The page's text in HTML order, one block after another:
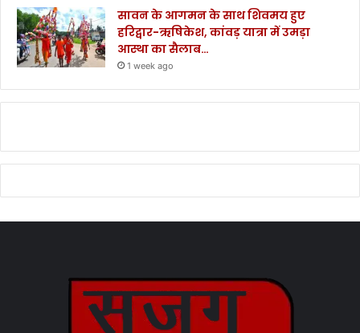
सावन के आगमन के साथ शिवमय हुए
हरिद्वार-ऋषिकेश, कांवड़ यात्रा में उमड़ा
आस्था का सैलाब…
1 week ago